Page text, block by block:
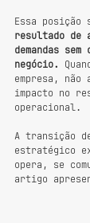
Essa posição
resultado de
demandas
negócio.
empresa, não
impacto no
operacional.
A transição
estratégico
opera, se
artigo